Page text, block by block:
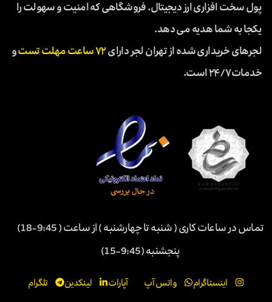
پول سخت افزاری ارز دیجیتال. فروشگاهی که امنیت و سهولت را
یکجا به شما هدیه می دهد.
لجرهای خریداری شده از تهران لجر دارای۷۲ ساعت مهلت تست
و
خدمات ۲۴/۷ است.
تماس در ساعات کاری ( شنبه تا چهارشنبه ) از ساعت ( 9:45-18)
پنجشنبه (9:45-15)
اینستاگرام واتس آپ آپارات لینکدین تلگرام